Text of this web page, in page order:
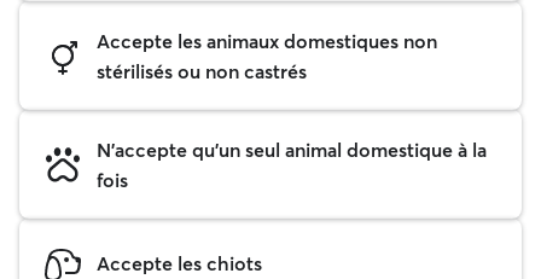
Accepte les animaux domestiques non
stérilisés ou non castrés
N'accepte qu'un seul animal domestique à la
fois
Accepte les chiots